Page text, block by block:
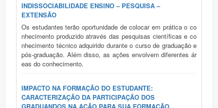
INDISSOCIABILIDADE ENSINO – PESQUISA –
EXTENSÃO
Os estudantes terão oportunidade de colocar em prática o co
nhecimento produzido através das pesquisas científicas e co
nhecimento técnico adquirido durante o curso de graduação e
pós-graduação. Além disso, as ações envolvem diferentes ár
eas do conhecimento.
IMPACTO NA FORMAÇÃO DO ESTUDANTE:
CARACTERIZAÇÃO DA PARTICIPAÇÃO DOS